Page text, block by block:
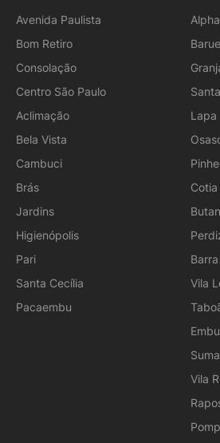
Avenida Paulista
Bom Retiro
Consolação
Centro São Paulo
Aclimação
Bela Vista
Cambuci
Brás
Jardins
Higienópolis
Pari
Santa Cecília
Pacaembu
Lapa
Cotia
Vila
Vila